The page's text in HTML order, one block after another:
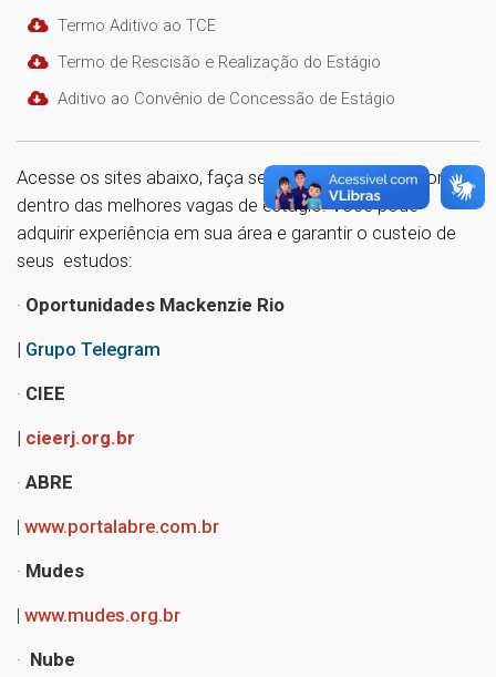
Termo Aditivo ao TCE
Termo de Rescisão e Realização do Estágio
Aditivo ao Convênio de Concessão de Estágio
Acesse os sites abaixo, faça seu cadastro e fique por
dentro das melhores vagas de estágio. Você pode
adquirir experiência em sua área e garantir o custeio de
seus estudos:
· Oportunidades Mackenzie Rio
| Grupo Telegram
· CIEE
| cieerj.org.br
· ABRE
| www.portalabre.com.br
· Mudes
| www.mudes.org.br
· Nube